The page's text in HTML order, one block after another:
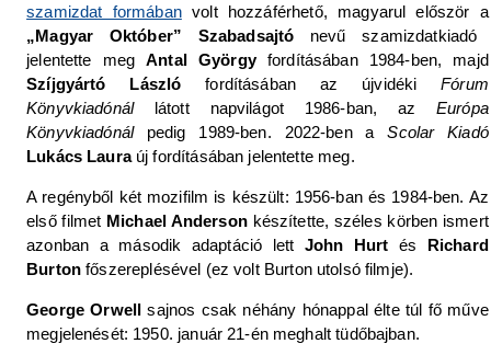
szamizdat formábanvolt hozzáférhető, magyarul először a
„Magyar Október” Szabadsajtó nevű szamizdatkiadó
jelentette megAntal György fordításában 1984-ben, majd
Szíjgyártó Lászlófordításában az újvidékiFórum
Könyvkiadónál látott napvilágot 1986-ban, az Európa
Könyvkiadónálpedig 1989-ben. 2022-ben a Scolar Kiadó
Lukács Laura új fordításában jelentette meg.
A regényből két mozifilm is készült: 1956-ban és 1984-ben. Az
első filmet Michael Anderson készítette, széles körben ismert
azonban a második adaptáció lett John Hurtés Richard
Burtonfőszereplésével (ez volt Burton utolsó filmje).
George Orwellsajnos csak néhány hónappal élte túl fő műve
megjelenését: 1950. január 21-én meghalt tüdőbajban.